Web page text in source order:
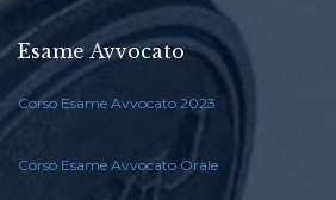
Esame Avvocato
Corso Esame Avvocato 2023
Corso Esame Avvocato Orale